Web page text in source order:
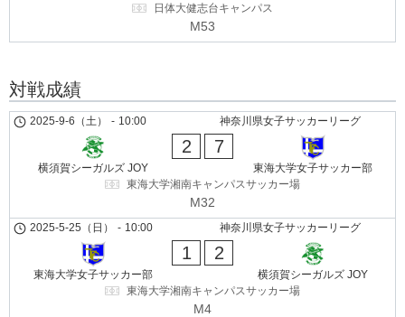
日体大健志台キャンパス
M53
対戦成績
神奈川県女子サッカーリーグ
2025-9-6（土） - 10:00
横須賀シーガルズ JOY
2 7
東海大学女子サッカー部
東海大学湘南キャンパスサッカー場
M32
神奈川県女子サッカーリーグ
2025-5-25（日） - 10:00
東海大学女子サッカー部
1 2
横須賀シーガルズ JOY
東海大学湘南キャンパスサッカー場
M4